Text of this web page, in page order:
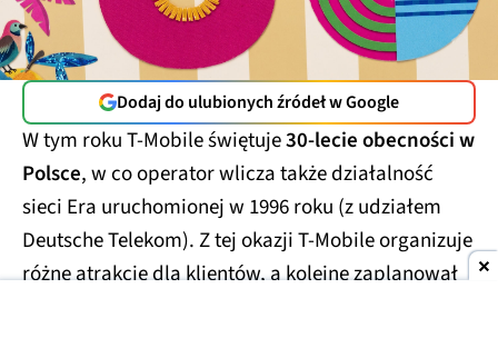
Dodaj do ulubionych źródeł w Google
W tym roku T-Mobile świętuje30-lecie obecności w
Polsce, w co operator wlicza także działalność
sieci Era uruchomionej w 1996 roku (z udziałem
Deutsche Telekom). Z tej okazji T-Mobile organizuje
różne atrakcje dla klientów, a kolejne zaplanował